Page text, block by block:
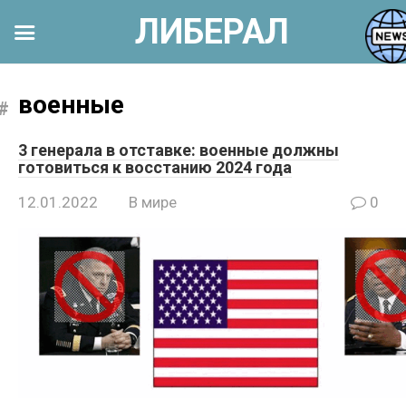
к военные
3 генерала в отставке: военные должны
готовиться к восстанию 2024 года
12.01.2022 В мире 0
ЛИБЕРАЛ